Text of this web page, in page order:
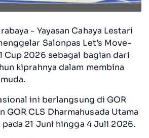
- Yayasan Cahaya Lestari
Salonpas Let’s Move-
Cup 2026 sebagai bagian dari
kiprahnya dalam membina
ini berlangsung di GOR
GOR CLS Dharmahusada Utama
pada 21 Juni hingga 4 Juli 2026.